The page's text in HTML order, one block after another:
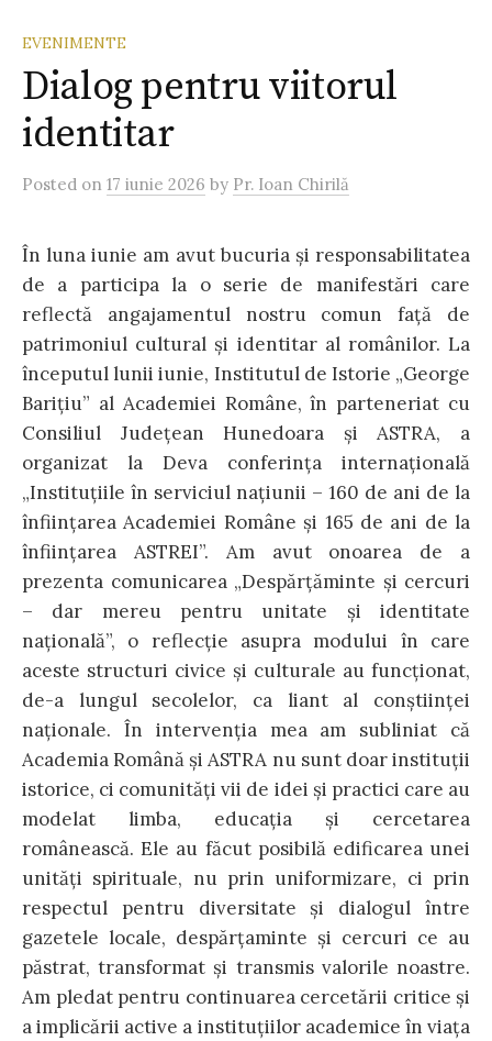
EVENIMENTE
Dialog pentru viitorul
identitar
Posted on 17 iunie 2026 by Pr. Ioan Chirilă
În luna iunie am avut bucuria şi responsabilitatea
de a participa la o serie de manifestări care
reflectă angajamentul nostru comun față de
patrimoniul cultural şi identitar al românilor. La
începutul lunii iunie, Institutul de Istorie „George
Bariţiu” al Academiei Române, în parteneriat cu
Consiliul Judeţean Hunedoara şi ASTRA, a
organizat la Deva conferinţa internaţională
„Instituţiile în serviciul naţiunii – 160 de ani de la
înfiinţarea Academiei Române şi 165 de ani de la
înfiinţarea ASTREI”. Am avut onoarea de a
prezenta comunicarea „Despărţăminte şi cercuri
– dar mereu pentru unitate şi identitate
naţională”, o reflecţie asupra modului în care
aceste structuri civice şi culturale au funcţionat,
de-a lungul secolelor, ca liant al conştiinţei
naţionale. În intervenţia mea am subliniat că
Academia Română şi ASTRA nu sunt doar instituţii
istorice, ci comunităţi vii de idei şi practici care au
modelat limba, educaţia şi cercetarea
românească. Ele au făcut posibilă edificarea unei
unităţi spirituale, nu prin uniformizare, ci prin
respectul pentru diversitate şi dialogul între
gazetele locale, despărţaminte şi cercuri ce au
păstrat, transformat şi transmis valorile noastre.
Am pledat pentru continuarea cercetării critice şi
a implicării active a instituţiilor academice în viaţa